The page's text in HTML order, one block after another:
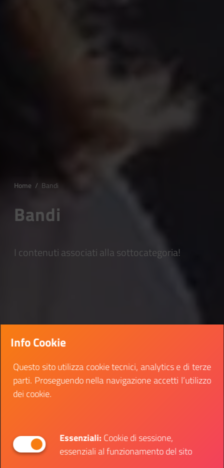
Home / Bandi
Bandi
I contenuti associati alla sottocategoria!
Info Cookie
Questo sito utilizza cookie tecnici, analytics e di terze
parti. Proseguendo nella navigazione accetti l’utilizzo
dei cookie.
Essenziali:Cookie di sessione,
essenziali al funzionamento del sito